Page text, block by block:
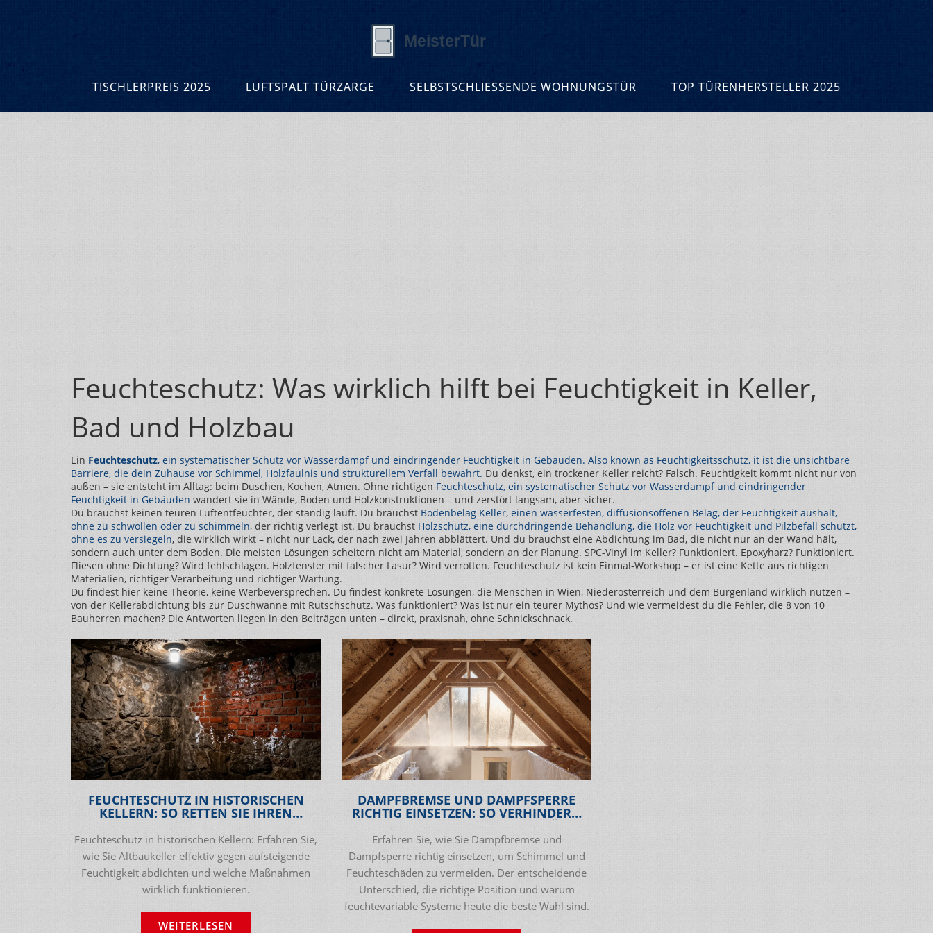
TISCHLERPREIS 2025 LUFTSPALT TÜRZARGE SELBSTSCHLIESSENDE WOHNUNGSTÜR TOP TÜRENHERSTELLER 2025
Feuchteschutz: Was wirklich hilft bei Feuchtigkeit in Keller,
Bad und Holzbau
Ein Feuchteschutz, ein systematischer Schutz vor Wasserdampf und eindringender Feuchtigkeit in Gebäuden. Also known as Feuchtigkeitsschutz, it ist die unsichtbare
Barriere, die dein Zuhause vor Schimmel, Holzfaulnis und strukturellem Verfall bewahrt. Du denkst, ein trockener Keller reicht? Falsch. Feuchtigkeit kommt nicht nur von
außen – sie entsteht im Alltag: beim Duschen, Kochen, Atmen. Ohne richtigen Feuchteschutz, ein systematischer Schutz vor Wasserdampf und eindringender
Feuchtigkeit in Gebäuden wandert sie in Wände, Boden und Holzkonstruktionen – und zerstört langsam, aber sicher.
Du brauchst keinen teuren Luftentfeuchter, der ständig läuft. Du brauchst Bodenbelag Keller, einen wasserfesten, diffusionsoffenen Belag, der Feuchtigkeit aushält,
ohne zu schwollen oder zu schimmeln, der richtig verlegt ist. Du brauchst Holzschutz, eine durchdringende Behandlung, die Holz vor Feuchtigkeit und Pilzbefall schützt,
ohne es zu versiegeln, die wirklich wirkt – nicht nur Lack, der nach zwei Jahren abblättert. Und du brauchst eine Abdichtung im Bad, die nicht nur an der Wand hält,
sondern auch unter dem Boden. Die meisten Lösungen scheitern nicht am Material, sondern an der Planung. SPC-Vinyl im Keller? Funktioniert. Epoxyharz? Funktioniert.
Fliesen ohne Dichtung? Wird fehlschlagen. Holzfenster mit falscher Lasur? Wird verrotten. Feuchteschutz ist kein Einmal-Workshop – er ist eine Kette aus richtigen
Materialien, richtiger Verarbeitung und richtiger Wartung.
Du findest hier keine Theorie, keine Werbeversprechen. Du findest konkrete Lösungen, die Menschen in Wien, Niederösterreich und dem Burgenland wirklich nutzen –
von der Kellerabdichtung bis zur Duschwanne mit Rutschschutz. Was funktioniert? Was ist nur ein teurer Mythos? Und wie vermeidest du die Fehler, die 8 von 10
Bauherren machen? Die Antworten liegen in den Beiträgen unten – direkt, praxisnah, ohne Schnickschnack.
FEUCHTESCHUTZ IN HISTORISCHEN
KELLERN: SO RETTEN SIE IHREN
Feuchteschutz in historischen Kellern: Erfahren Sie,
wie Sie Altbaukeller effektiv gegen aufsteigende
Feuchtigkeit abdichten und welche Maßnahmen
wirklich funktionieren.
WEITERLESEN
DAMPFBREMSE UND DAMPFSPERRE
RICHTIG EINSETZEN: SO VERHINDERN
Erfahren Sie, wie Sie Dampfbremse und
Dampfsperre richtig einsetzen, um Schimmel und
Feuchteschäden zu vermeiden. Der entscheidende
Unterschied, die richtige Position und warum
feuchtevariable Systeme heute die beste Wahl sind.